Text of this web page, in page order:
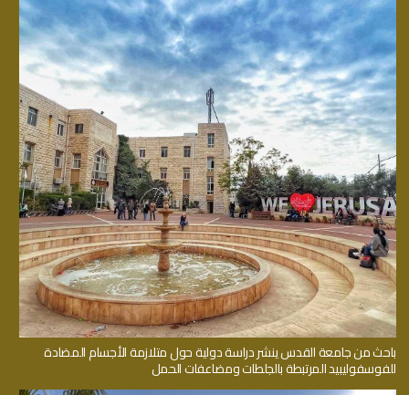
باحث من جامعة القدس ينشر دراسة دولية حول متلازمة الأجسام المضادة
للفوسفوليبيد المرتبطة بالجلطات ومضاعفات الحمل